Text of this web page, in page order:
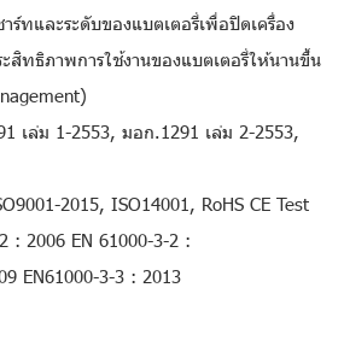
ร์ทและระดับของแบตเตอรี่เพื่อปิดเครื่อง
สิทธิภาพการใช้งานของแบตเตอรี่ให้นานขึ้น
เล่ม 1-2553, มอก.1291 เล่ม 2-2553,
2015, ISO14001, RoHS CE Test
: 2006 EN 61000-3-2 :
EN61000-3-3 : 2013